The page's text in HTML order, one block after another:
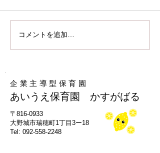
コメントを追加…
​〒816-0933
大野城市瑞穂町1丁目3ー18
Tel: 092-558-2248
企業主導型保育園
あいうえ保育園 かすがばる